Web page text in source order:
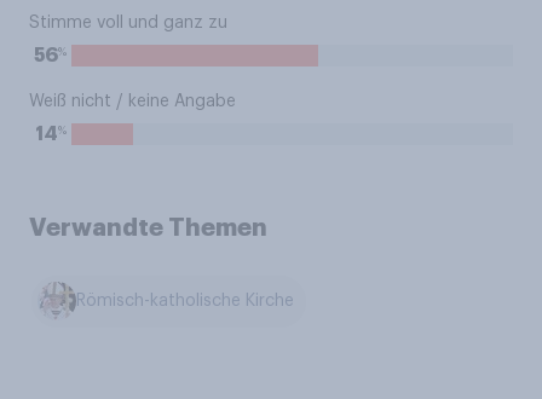
Stimme voll und ganz zu
56%
Weiß nicht / keine Angabe
14%
Verwandte Themen
Römisch-katholische Kirche